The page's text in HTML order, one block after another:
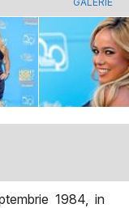
1984, in